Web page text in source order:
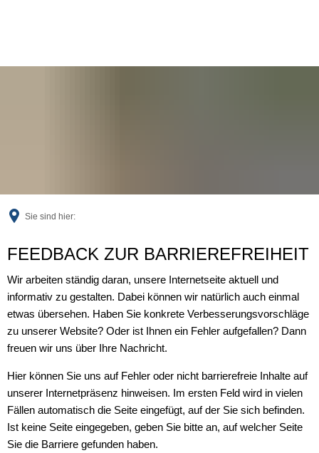
Sie sind hier:
Feedback
FEEDBACK ZUR BARRIEREFREIHEIT
Wir arbeiten ständig daran, unsere Internetseite aktuell und
informativ zu gestalten. Dabei können wir natürlich auch einmal
etwas übersehen. Haben Sie konkrete Verbesserungsvorschläge
zu unserer Website? Oder ist Ihnen ein Fehler aufgefallen? Dann
freuen wir uns über Ihre Nachricht.
Hier können Sie uns auf Fehler oder nicht barrierefreie Inhalte auf
unserer Internetpräsenz hinweisen. Im ersten Feld wird in vielen
Fällen automatisch die Seite eingefügt, auf der Sie sich befinden.
Ist keine Seite eingegeben, geben Sie bitte an, auf welcher Seite
Sie die Barriere gefunden haben.